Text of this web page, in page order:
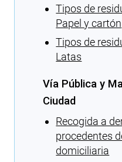
Tipos de
Papel y cartón
Tipos de
Latas
Vía Pública y
Ciudad
Recogida a
procedentes
domiciliaria